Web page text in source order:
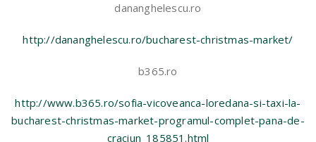
dananghelescu.ro
http://dananghelescu.ro/bucharest-christmas-market/
b365.ro
http://www.b365.ro/sofia-vicoveanca-loredana-si-taxi-la-
bucharest-christmas-market-programul-complet-pana-de-
craciun_185851.html